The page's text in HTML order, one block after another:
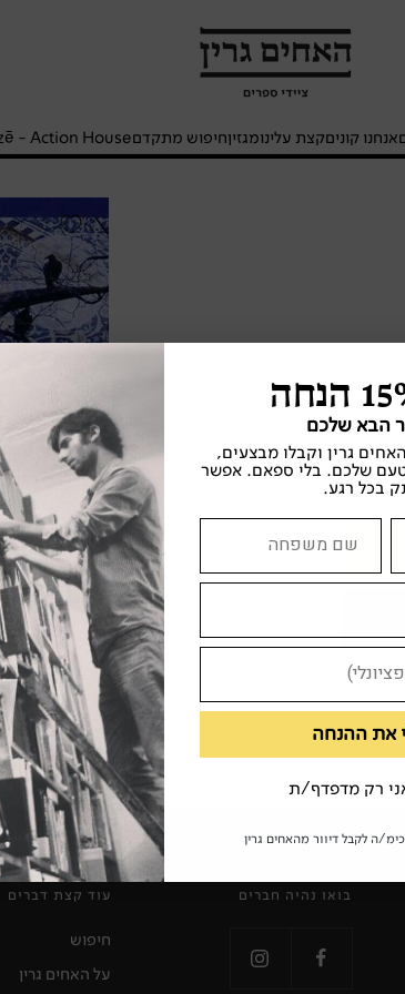
האחים
גרין
ספרים
אנחנו קוניםקצת עלינומגזיןחיפוש מתקדם- Action House
דג'אני
בואו נהיה חברים עוד קצת דברים
חיפוש
על האחים גרין
הבא שלכם
גרין וקבלו מבצעים,
שלכם. בלי ספאם. אפשר
בכל רגע.
את ההנחה
רק מדפדף/ת
ה לקבל דיוור מהאחים גרין